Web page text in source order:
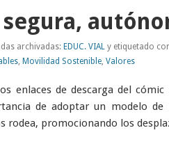
archivadas:EDUC. VIAL y etiquetado
,Movilidad Sostenible,Valores
enlaces de descarga del cómic
de adoptar un modelo
rodea, promocionando los